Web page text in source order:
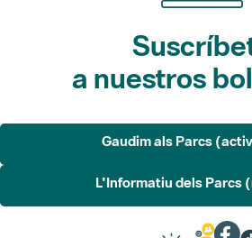
a nuestros
Gaudim als Parcs
L'Informatiu dels Parcs